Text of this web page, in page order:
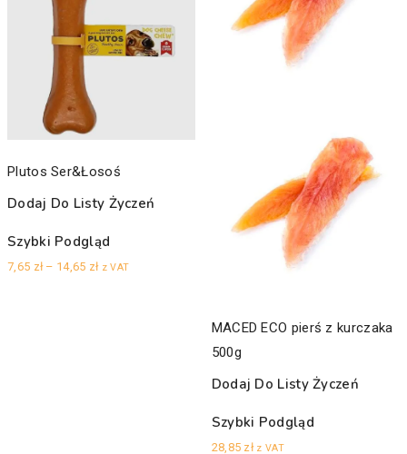
Plutos Ser&Łosoś
Dodaj Do Listy Życzeń
Szybki Podgląd
7,65 zł – 14,65 złZakres
z VAT
MACED ECO pierś z kurczaka
500g
Dodaj Do Listy Życzeń
Szybki Podgląd
28,85 zł z VAT